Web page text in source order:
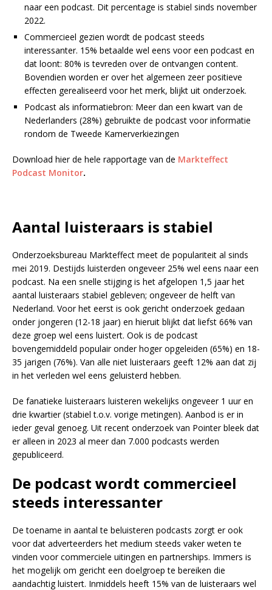
naar een podcast. Dit percentage is stabiel sinds november
2022.
Commercieel gezien wordt de podcast steeds
interessanter. 15% betaalde wel eens voor een podcast en
dat loont: 80% is tevreden over de ontvangen content.
Bovendien worden er over het algemeen zeer positieve
effecten gerealiseerd voor het merk, blijkt uit onderzoek.
Podcast als informatiebron: Meer dan een kwart van de
Nederlanders (28%) gebruikte de podcast voor informatie
rondom de Tweede Kamerverkiezingen
Download hier de hele rapportage van de Markteffect
Podcast Monitor.
Aantal luisteraars is stabiel
Onderzoeksbureau Markteffect meet de populariteit al sinds
mei 2019. Destijds luisterden ongeveer 25% wel eens naar een
podcast. Na een snelle stijging is het afgelopen 1,5 jaar het
aantal luisteraars stabiel gebleven; ongeveer de helft van
Nederland. Voor het eerst is ook gericht onderzoek gedaan
onder jongeren (12-18 jaar) en hieruit blijkt dat liefst 66% van
deze groep wel eens luistert. Ook is de podcast
bovengemiddeld populair onder hoger opgeleiden (65%) en 18-
35 jarigen (76%). Van alle niet luisteraars geeft 12% aan dat zij
in het verleden wel eens geluisterd hebben.
De fanatieke luisteraars luisteren wekelijks ongeveer 1 uur en
drie kwartier (stabiel t.o.v. vorige metingen). Aanbod is er in
ieder geval genoeg. Uit recent onderzoek van Pointer bleek dat
er alleen in 2023 al meer dan 7.000 podcasts werden
gepubliceerd.
De podcast wordt commercieel
steeds interessanter
De toename in aantal te beluisteren podcasts zorgt er ook
voor dat adverteerders het medium steeds vaker weten te
vinden voor commerciele uitingen en partnerships. Immers is
het mogelijk om gericht een doelgroep te bereiken die
aandachtig luistert. Inmiddels heeft 15% van de luisteraars wel